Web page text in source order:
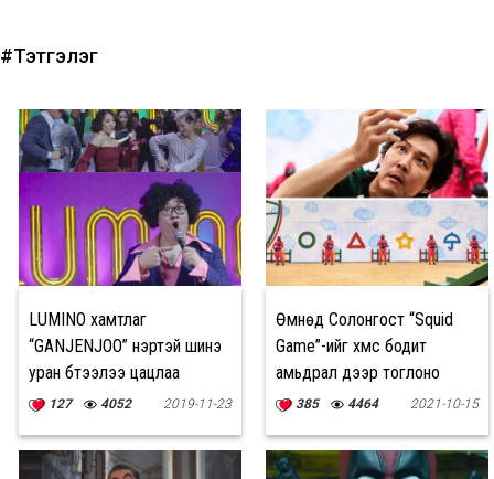
#Тэтгэлэг
LUMINO хамтлаг
“GANJENJOO” нэртэй шинэ
уран бүтээлээ цацлаа
127 4052 2019-11-23
Өмнөд Солонгост “Squid
Game”-ийг хүмүүс бодит
амьдрал дээр тоглоно
385 4464 2021-10-15